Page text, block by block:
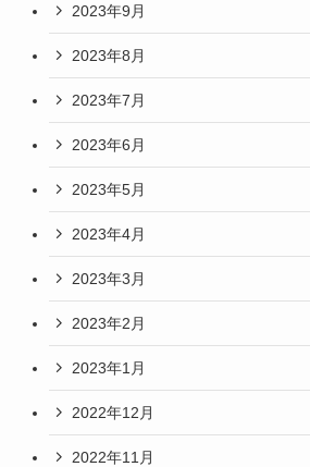
2023年9月
2023年8月
2023年7月
2023年6月
2023年5月
2023年4月
2023年3月
2023年2月
2023年1月
2022年12月
2022年11月